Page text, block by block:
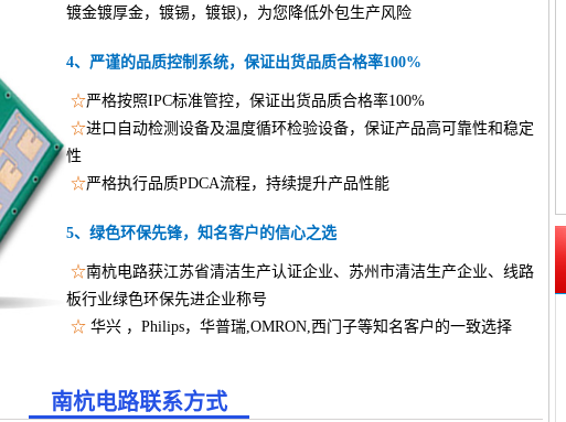
镀金镀厚金，镀锡，镀银)，为您降低外包生产风险
4、严谨的品质控制系统，保证出货品质合格率100%
☆严格按照IPC标准管控，保证出货品质合格率100%
☆进口自动检测设备及温度循环检验设备，保证产品高可靠性和稳定
性
☆严格执行品质PDCA流程，持续提升产品性能
5、绿色环保先锋，知名客户的信心之选
☆南杭电路获江苏省清洁生产认证企业、苏州市清洁生产企业、线路
板行业绿色环保先进企业称号
☆ 华兴 ， Philips，华普瑞,OMRON,西门子等知名客户的一致选择
南杭电路联系方式